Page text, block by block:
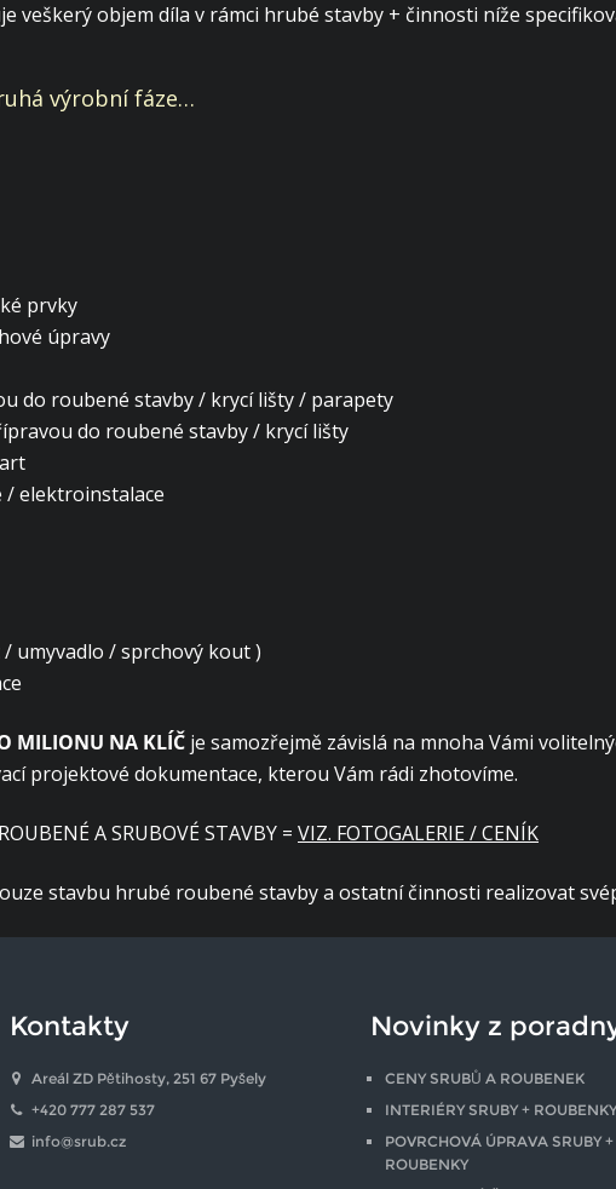
veškerý objem díla v rámci hrubé stavby + činnosti níže
výrobní fáze…
prvky
úpravy
do roubené stavby / krycí lišty / parapety
do roubené stavby / krycí lišty
/ elektroinstalace
umyvadlo / sprchový kout )
MILIONU NA KLÍČ je samozřejmě závislá na mnoha Vámi
projektové dokumentace, kterou Vám rádi zhotovíme.
A SRUBOVÉ STAVBY = VIZ. FOTOGALERIE / CENÍK
stavbu hrubé roubené stavby a ostatní činnosti realizovat
Kontakty
Areál ZD Pětihosty, 251 67 Pyšely
+420 777 287 537
info@srub.cz
Novinky z
CENY SRUBŮ A ROUBENEK
INTERIÉRY SRUBY + ROUBENKY
POVRCHOVÁ ÚPRAVA SRUBY +
ROUBENKY